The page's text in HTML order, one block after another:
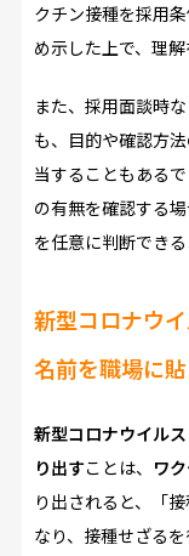
クチン接種を採用
め示した上で、理
また、採用面談時
も、目的や確認方
当することもある
の有無を確認する
を任意に判断でき
新型コロナウ
名前を職場に
新型コロナウイル
り出すことは、 ワ
り出されると、「
なり、接種せざる